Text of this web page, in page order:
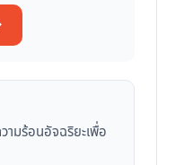
ามร้อนอัจฉริยะเพื่อ